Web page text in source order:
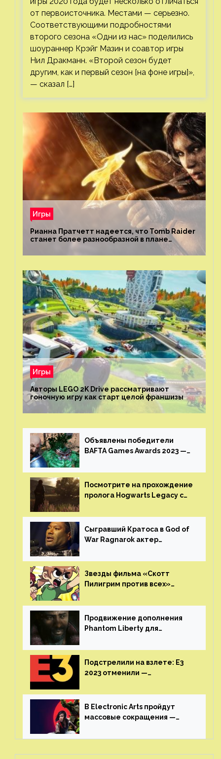
от первоисточника. Местами — серьезно.
Соответствующими подробностями
второго сезона «Одни из нас» поделились
шоураннер Крэйг Мазин и соавтор игры
Нил Дракманн. «Второй сезон будет
другим, как и первый сезон [на фоне игры]»,
— сказал […]
Игры
Рианна Пратчетт надеется, что Tomb Raider
станет более разнообразной в плане
репрезентации
Игры
Авторы LEGO 2K Drive рассматривают
гоночную игру как старт целой франшизы
Объявлены победители
BAFTA Games Awards 2023 —
получила шесть наград
Посмотрите на прохождение
пролога Hogwarts Legacy с
GamesVoice показала первые
результаты своего труда
Сыгравший Кратоса в God of
War Ragnarok актер
игроков прекратить
консольные войны
Звезды фильма «Скотт
Пилигрим против всех»
аниме от Netflix
Продвижение дополнения
Phantom Liberty для
июне
Подстрелили на взлете: E3
2023 отменили —
выставка не вернется
В Electronic Arts пройдут
массовые сокращения —
реструктуризацию